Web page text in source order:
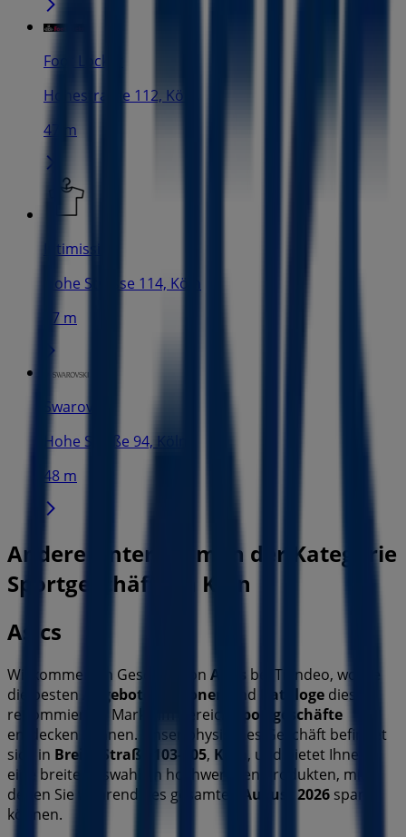
Foot Locker
Hohestrasse 112, Köln
47 m
Intimissimi
Hohe Strasse 114, Köln
47 m
Swarovski
Hohe Straße 94, Köln
48 m
Andere Unternehmen der Kategorie
Sportgeschäfte in Köln
Asics
Willkommen im Geschäft von Asics bei Tiendeo, wo Sie
die besten
Angebote Aktionen und Kataloge dieser
renommierten Marke im Bereich
Sportgeschäfte
entdecken können. Unser physisches Geschäft befindet
sich in Breite Straße 103-105, Köln , und bietet Ihnen
eine breite Auswahl an hochwertigen Produkten, mit
denen Sie während des gesamten
August 2026 sparen
können.